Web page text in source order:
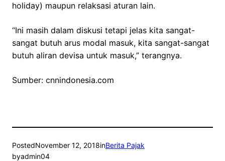
holiday) maupun relaksasi aturan lain.
“Ini masih dalam diskusi tetapi jelas kita sangat-
sangat butuh arus modal masuk, kita sangat-sangat
butuh aliran devisa untuk masuk,” terangnya.
Sumber: cnnindonesia.com
PostedNovember 12, 2018inBerita Pajak
byadmin04